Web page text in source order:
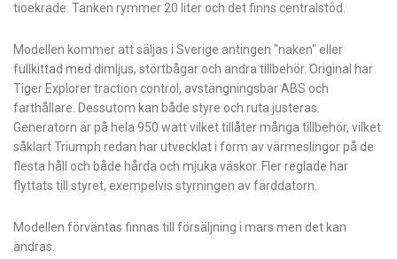
tioekrade. Tanken rymmer 20 liter och det finns centralstöd.
Modellen kommer att säljas i Sverige antingen "naken" eller
fullkittad med dimljus, störtbågar och andra tillbehör. Original har
Tiger Explorer traction control, avstängningsbar ABS och
farthållare. Dessutom kan både styre och ruta justeras.
Generatorn är på hela 950 watt vilket tillåter många tillbehör, vilket
såklart Triumph redan har utvecklat i form av värmeslingor på de
flesta håll och både hårda och mjuka väskor. Fler reglade har
flyttats till styret, exempelvis styrningen av färddatorn.
Modellen förväntas finnas till försäljning i mars men det kan
ändras.